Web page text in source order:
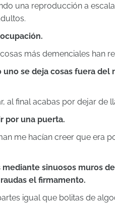
una reproducción a
más demenciales han
se deja cosas fuera del
al final acabas por dejar de
por una puerta.
me hacían creer que era
sinuosos muros
el firmamento.
igual que bolitas de